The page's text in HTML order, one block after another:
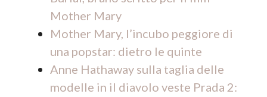
Mother Mary
Mother Mary, l’incubo peggiore di
una popstar: dietro le quinte
Anne Hathaway sulla taglia delle
modelle in il diavolo veste Prada 2: